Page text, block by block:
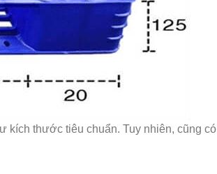
kích thước tiêu chuẩn. Tuy nhiên, cũng có